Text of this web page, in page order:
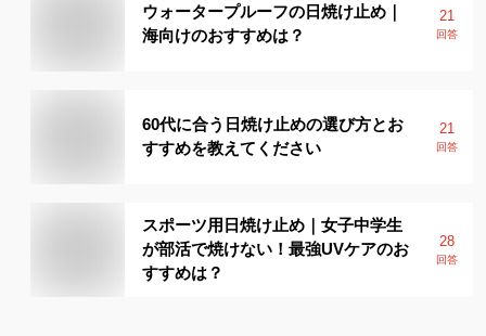
ウォータープルーフの日焼け止め｜
海向けのおすすめは？
21
回答
60代に合う日焼け止めの選び方とお
すすめを教えてください
21
回答
スポーツ用日焼け止め｜女子中学生
が部活で焼けない！最強UVケアのお
すすめは？
28
回答